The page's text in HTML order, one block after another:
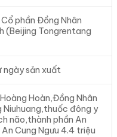
phần Đồng Nhân
(Beijing Tongrentang
sản xuất
Hoàn,Đồng Nhân
Niuhuang,thuốc đông y
não,thành phần An
Cung Ngưu 4.4 triệu